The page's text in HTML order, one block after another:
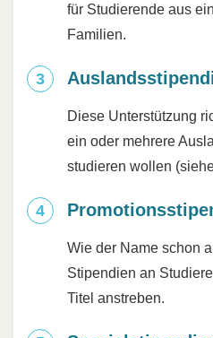
für Studierende aus
Familien.
Diese Unterstützung
ein oder mehrere
studieren wollen
Wie der Name schon
Stipendien an
Titel anstreben.